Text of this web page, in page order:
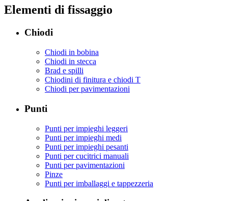
Elementi di fissaggio
Chiodi
Chiodi in bobina
Chiodi in stecca
Brad e spilli
Chiodini di finitura e chiodi T
Chiodi per pavimentazioni
Punti
Punti per impieghi leggeri
Punti per impieghi medi
Punti per impieghi pesanti
Punti per cucitrici manuali
Punti per pavimentazioni
Pinze
Punti per imballaggi e tappezzeria